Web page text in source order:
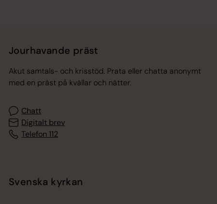
Jourhavande präst
Akut samtals- och krisstöd. Prata eller chatta anonymt
med en präst på kvällar och nätter.
Chatt
Digitalt brev
Telefon 112
Svenska kyrkan